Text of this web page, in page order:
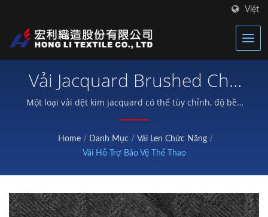
Việt
Vải Jacquard Brushed Cho
Ứng Dụng Móc & Vòng Và
Thiết Bị Bảo Vệ
Một loại vải dệt kim jacquard có thể tùy chỉnh, độ bền
cao, làm từ Nylon 88% + Spandex 12%, được thiết kế
thiết bị bảo vệ y tế và thể thao.
Home / Danh Mục / Vải Len Chức Năng /
Vải Hỗ Trợ Bảo Vệ Thể Thao